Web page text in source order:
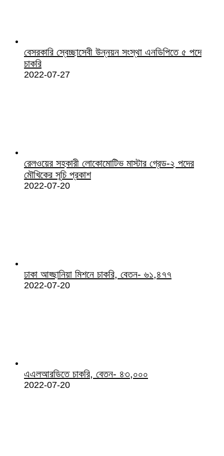
বেসরকারি স্বেচ্ছাসেবী উন্নয়ন সংস্থা এনডিপিতে ৫ পদে
চাকরি
2022-07-27
রেলওয়ের সহকারী লোকোমোটিভ মাস্টার গ্রেড-২ পদের
মৌখিকের সূচি প্রকাশ
2022-07-20
ঢাকা আহ্ছানিয়া মিশনে চাকরি, বেতন- ৬১,৪৭৭
2022-07-20
এএলআরডিতে চাকরি, বেতন- ৪৩,০০০
2022-07-20